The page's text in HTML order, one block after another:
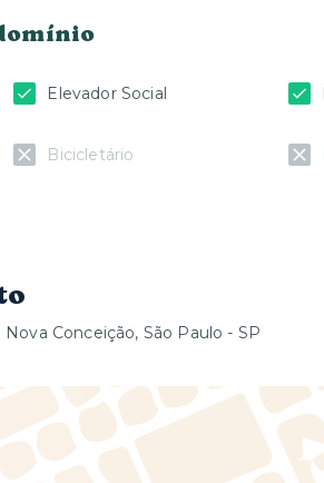
Elevador Social
Bicicletário
Conceição, São Paulo - SP